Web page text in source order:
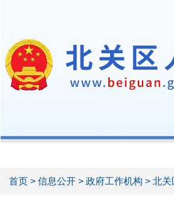
首页 > 信息公开 > 政府工作机构 > 北关